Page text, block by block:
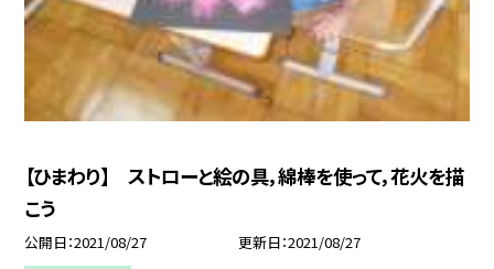
【ひまわり】 ストローと絵の具，綿棒を使って，花火を描
こう
公開日 2021/08/27 更新日 2021/08/27